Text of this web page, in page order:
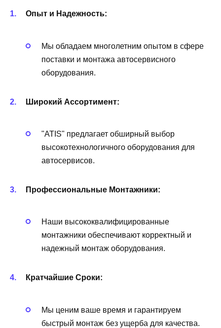
Опыт и Надежность:
Мы обладаем многолетним опытом в сфере
поставки и монтажа автосервисного
оборудования.
Широкий Ассортимент:
"ATIS" предлагает обширный выбор
высокотехнологичного оборудования для
автосервисов.
Профессиональные Монтажники:
Наши высококвалифицированные
монтажники обеспечивают корректный и
надежный монтаж оборудования.
Кратчайшие Сроки:
Мы ценим ваше время и гарантируем
быстрый монтаж без ущерба для качества.